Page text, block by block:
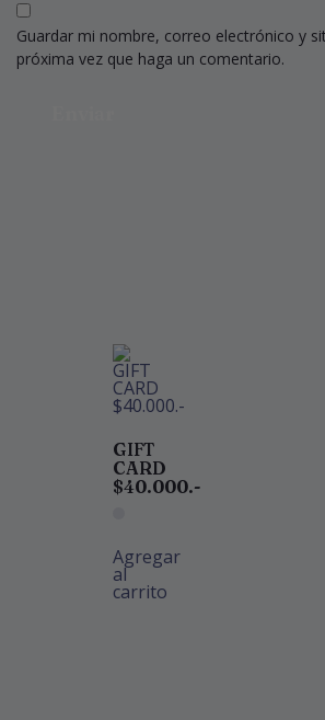
Guardar mi nombre, correo electrónico y
próxima vez que haga un comentario.
GIFT
CARD
$40.000.-
Agregar
al
carrito